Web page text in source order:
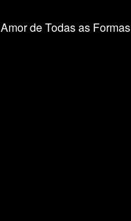
Amor de Todas as Formas